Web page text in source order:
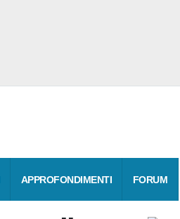
APPROFONDIMENTI